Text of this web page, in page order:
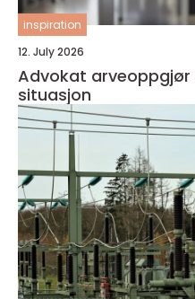
inspiration
12. July 2026
Advokat arveoppgjør trygghet i en sårbar
situasjon